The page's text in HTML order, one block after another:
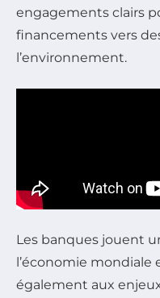
engagements clairs
financements vers
l’environnement.
Les banques jouent
l’économie mondiale
également aux